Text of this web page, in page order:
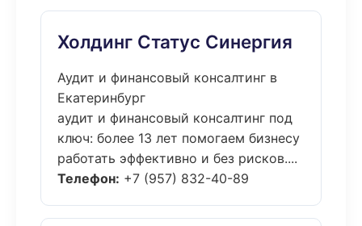
Холдинг Статус Синергия
Аудит и финансовый консалтинг в
Екатеринбург
аудит и финансовый консалтинг под
ключ: более 13 лет помогаем бизнесу
работать эффективно и без рисков....
Телефон: +7 (957) 832-40-89